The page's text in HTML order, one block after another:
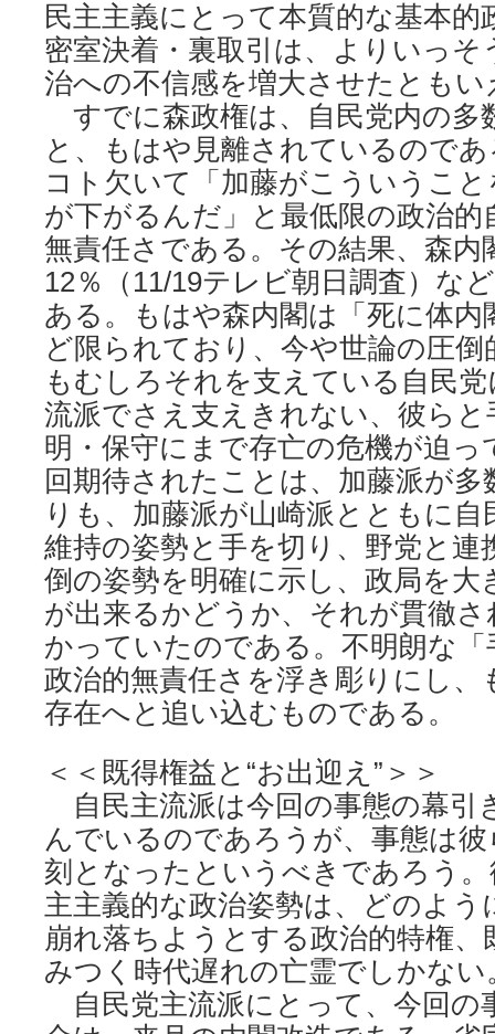
民主主義にとって本質的な基本的
密室決着・裏取引は、よりいっそ
治への不信感を増大させたともい
すでに森政権は、自民党内の多
と、もはや見離されているので
コト欠いて「加藤がこういうこ
が下がるんだ」と最低限の政治
無責任さである。その結果、森内
12％（11/19テレビ朝日調査）な
ある。もはや森内閣は「死に体内
ど限られており、今や世論の圧
もむしろそれを支えている自民
流派でさえ支えきれない、彼ら
明・保守にまで存亡の危機が迫
回期待されたことは、加藤派が
りも、加藤派が山崎派とともに自
維持の姿勢と手を切り、野党と連
倒の姿勢を明確に示し、政局を
が出来るかどうか、それが貫徹
かっていたのである。不明朗な
政治的無責任さを浮き彫りにし
存在へと追い込むものである。
＜＜既得権益と“お出迎え”＞＞
自民主流派は今回の事態の幕引
んでいるのであろうが、事態は
刻となったというべきであろう
主主義的な政治姿勢は、どのよ
崩れ落ちようとする政治的特権、
みつく時代遅れの亡霊でしかない
自民党主流派にとって、今回の